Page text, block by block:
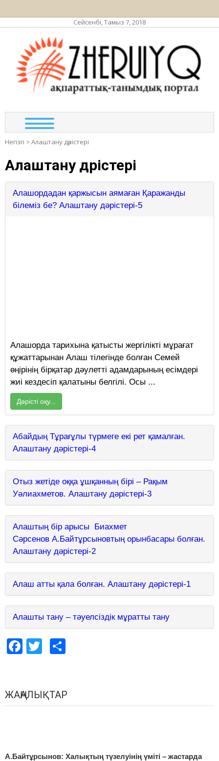
Сейсенбі, Тамыз 7, 2018
Негізгі > Алаштану дәрістері
Алаштану дәрістері
Алашордадан қаржысын аямаған Қаражанды
білеміз бе? Алаштану дәрістері-5
Алашорда тарихына қатысты жергілікті мұрағат
құжаттарынан Алаш тiлегiнде болған Семей
өңiрiнiң бiрқатар дәулетті адамдарының есiмдерi
жиі кездесiп қалатыны белгiлi. Осы ...
Дәрісті оқу...
Абайдың Тұрағұлы түрмеге екі рет қамалған.
Алаштану дәрістері-4
Отыз жетіде оққа ұшқанның бірі – Рақым
Уәлиахметов. Алаштану дәрістері-3
Алаштың бір арысы Биахмет
Сәрсенов А.Байтұрсыновтың орынбасары болған.
Алаштану дәрістері-2
Алаш атты қала болған. Алаштану дәрістері-1
Алашты тану – тәуелсіздік мұратты тану
Facebook
Twitter
ЖАҢАЛЫҚТАР
А.Байтұрсынов: Халықтың түзелуінің үміті – жастарда